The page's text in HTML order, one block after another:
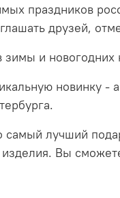
праздников
друзей,
и новогодних
новинку
самый лучший
Вы